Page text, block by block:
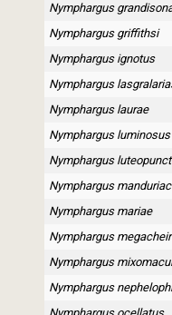
Nymphargus
Nymphargus griffithsi
Nymphargus ignotus
Nymphargus
Nymphargus laurae
Nymphargus luminosus
Nymphargus
Nymphargus
Nymphargus mariae
Nymphargus
Nymphargus
Nymphargus